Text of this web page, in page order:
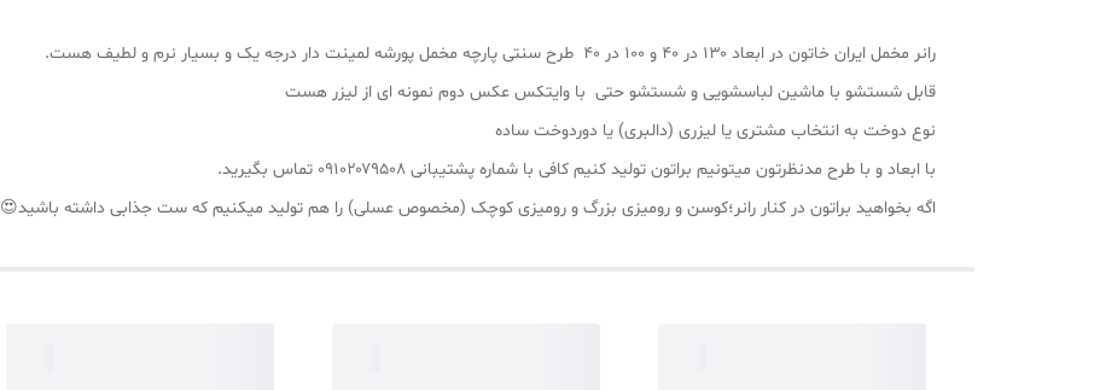
رانر مخمل ایران خاتون در ابعاد ۱۳۰ در ۴۰ و ۱۰۰ در ۴۰ طرح سنتی پارچه مخمل پورشه لمینت دار درجه یک و بسیار نرم و لطیف هست.
قابل شستشو با ماشین لباسشویی و شستشو حتی با وایتکس عکس دوم نمونه ای از لیزر هست
نوع دوخت به انتخاب مشتری یا لیزری (دالبری) یا دوردوخت ساده
با ابعاد و با طرح مدنظرتون میتونیم براتون تولید کنیم کافی با شماره پشتیبانی ۰۹۱۰۲۰۷۹۵۰۸ تماس بگیرید.
اگه بخواهید براتون در کنار رانر؛کوسن و رومیزی بزرگ و رومیزی کوچک (مخصوص عسلی) را هم تولید میکنیم که ست جذابی داشته باشید😍